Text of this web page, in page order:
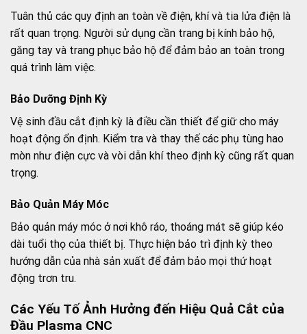
Tuân thủ các quy định an toàn về điện, khí và tia lửa điện là
rất quan trọng. Người sử dụng cần trang bị kính bảo hộ,
găng tay và trang phục bảo hộ để đảm bảo an toàn trong
quá trình làm việc.
Bảo Dưỡng Định Kỳ
Vệ sinh đầu cắt định kỳ là điều cần thiết để giữ cho máy
hoạt động ổn định. Kiểm tra và thay thế các phụ tùng hao
mòn như điện cực và vòi dẫn khí theo định kỳ cũng rất quan
trọng.
Bảo Quản Máy Móc
Bảo quản máy móc ở nơi khô ráo, thoáng mát sẽ giúp kéo
dài tuổi thọ của thiết bị. Thực hiện bảo trì định kỳ theo
hướng dẫn của nhà sản xuất để đảm bảo mọi thứ hoạt
động trơn tru.
Các Yếu Tố Ảnh Hưởng đến Hiệu Quả Cắt của
Đầu Plasma CNC